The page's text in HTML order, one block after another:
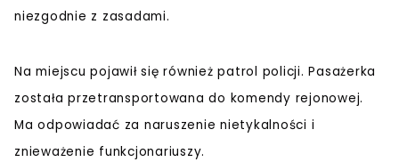
niezgodnie z zasadami.
Na miejscu pojawił się również patrol policji. Pasażerka
została przetransportowana do komendy rejonowej.
Ma odpowiadać za naruszenie nietykalności i
znieważenie funkcjonariuszy.